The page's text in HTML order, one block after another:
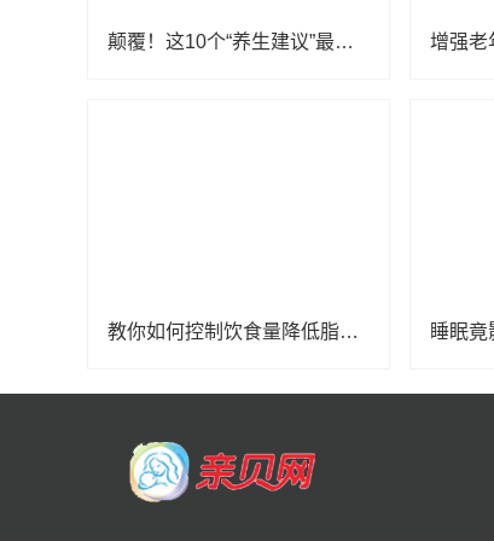
颠覆！这10个“养生建议”最好别信，当心越养越病！
教你如何控制饮食量降低脂肪肝风险